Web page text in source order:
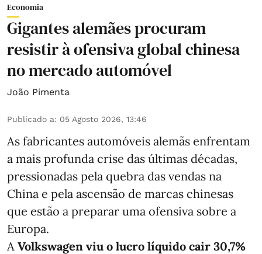
Economia
Gigantes alemães procuram
resistir à ofensiva global chinesa
no mercado automóvel
João Pimenta
Publicado a: 05 Agosto 2026, 13:46
As fabricantes automóveis alemãs enfrentam
a mais profunda crise das últimas décadas,
pressionadas pela quebra das vendas na
China e pela ascensão de marcas chinesas
que estão a preparar uma ofensiva sobre a
Europa.
A Volkswagen viu o lucro líquido cair 30,7%